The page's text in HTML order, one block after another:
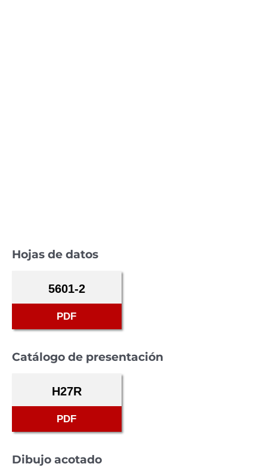
Hojas de datos
5601-2
PDF
Catálogo de presentación
H27R
PDF
Dibujo acotado